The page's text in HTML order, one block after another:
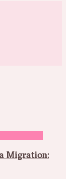
Migration: